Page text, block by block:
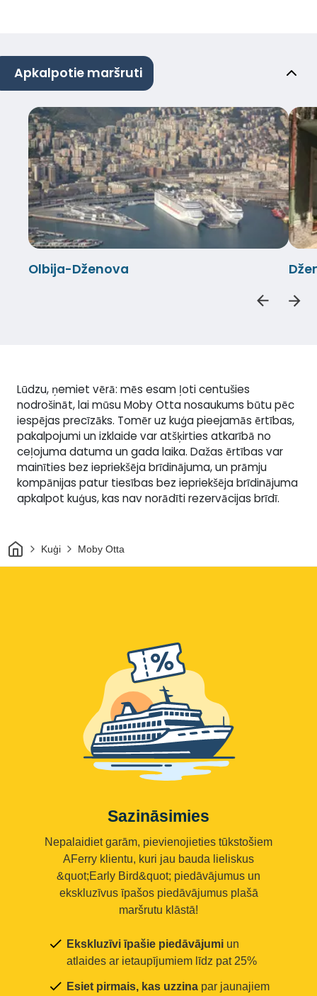
Apkalpotie maršruti
Olbija-Dženova
Lūdzu, ņemiet vērā: mēs esam ļoti centušies
nodrošināt, lai mūsu Moby Otta nosaukums būtu pēc
iespējas precīzāks. Tomēr uz kuģa pieejamās ērtības,
pakalpojumi un izklaide var atšķirties atkarībā no
ceļojuma datuma un gada laika. Dažas ērtības var
mainīties bez iepriekšēja brīdinājuma, un prāmju
kompānijas patur tiesības bez iepriekšēja brīdinājuma
apkalpot kuģus, kas nav norādīti rezervācijas brīdī.
Sākums
Kuģi Moby Otta
Sazināsimies
Nepalaidiet garām, pievienojieties tūkstošiem
AFerry klientu, kuri jau bauda lieliskus
&quot;Early Bird&quot; piedāvājumus un
ekskluzīvus īpašos piedāvājumus plašā
maršrutu klāstā!
Ekskluzīvi īpašie piedāvājumi un
atlaides ar ietaupījumiem līdz pat 25%
Esiet pirmais, kas uzzina par jaunajiem